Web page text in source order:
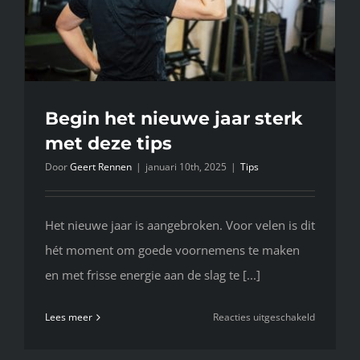
Begin het nieuwe jaar sterk
met deze tips
DoorGeert Rennen | januari 10th, 2025 | Tips
Het nieuwe jaar is aangebroken. Voor velen is dit
hét moment om goede voornemens te maken
en met frisse energie aan de slag te [...]
Lees meer Reacties uitgeschakeldvoor